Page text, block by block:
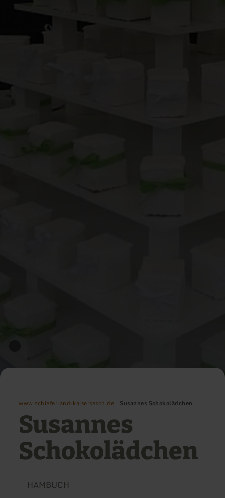
www.schieferland-kaisersesch.de Susannes Schokolädchen
Susannes
Schokolädchen
HAMBUCH